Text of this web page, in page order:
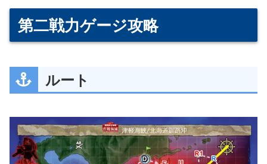
第二戦力ゲージ攻略
ルート